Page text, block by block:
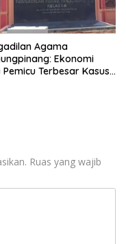
Agama
Ekonomi
Pemicu Terbesar Kasus
Ruas yang wajib